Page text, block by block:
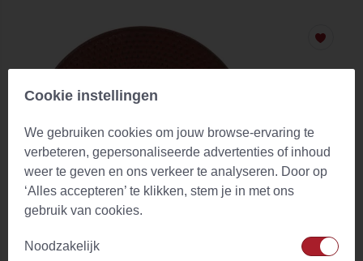
Cookie instellingen
We gebruiken cookies om jouw browse-ervaring te
verbeteren, gepersonaliseerde advertenties of inhoud
weer te geven en ons verkeer te analyseren. Door op
‘Alles accepteren’ te klikken, stem je in met ons
gebruik van cookies.
Noodzakelijk